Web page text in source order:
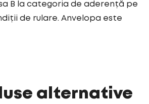
B la categoria de aderență pe
de rulare. Anvelopa este
alternative